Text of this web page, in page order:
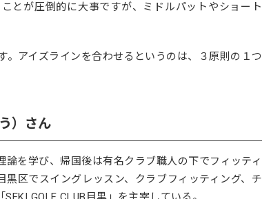
とが圧倒的に大事ですが、ミドルパットやショート
アイズラインを合わせるというのは、３原則の１つ
）さん
を学び、帰国後は有名クラブ職人の下でフィッティ
区でスイングレッスン、クラブフィッティング、チ